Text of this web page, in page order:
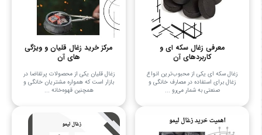
معرفی زغال سکه ای و
کاربردهای آن
زغال سکه ای یکی از محبوب‌ترین انواع
زغال برای استفاده در مصارف خانگی و
صنعتی به شمار می‌رو ...
مرکز خرید زغال قلیان و ویژگی
های آن
زغال قلیان یکی از محصولات پرتقاضا در
بازار است که همواره مشتریان خانگی و
همچنین قهوه‌خانه‌ ...